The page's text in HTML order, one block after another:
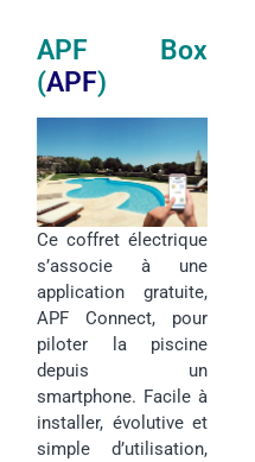
APF Box
(APF)
Ce coffret électrique
s’associe à une
application gratuite,
APF Connect, pour
piloter la piscine
depuis un
smartphone. Facile à
installer, évolutive et
simple d’utilisation,